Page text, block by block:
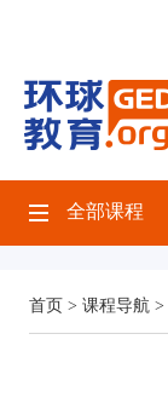
全部课程
首页 > 课程导航 >